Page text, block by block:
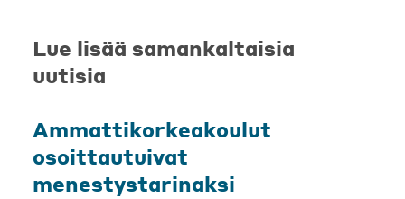
Lue lisää samankaltaisia
uutisia
Ammattikorkeakoulut
osoittautuivat
menestystarinaksi